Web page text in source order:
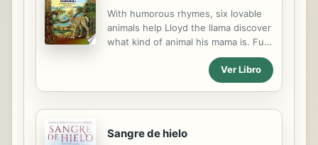
esta 1ª entrega, Ryan narra la historia
neoyorquina que vivió junto a Mike
final del primer libro de la trilogía, el
comienzo de su tan anticipada
relación amorosa. Descubre una...
With humorous rhymes, six lovable
animals help Lloyd the llama discover
what kind of animal his mama is. Full-
Ver Libro
Sangre de hielo